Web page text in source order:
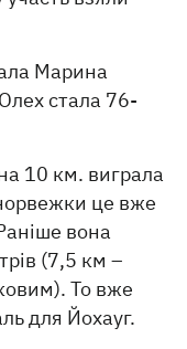
Марина
стала 76-
10 км. виграла
це вже
вона
(7,5 км –
То вже
для Йохауг.